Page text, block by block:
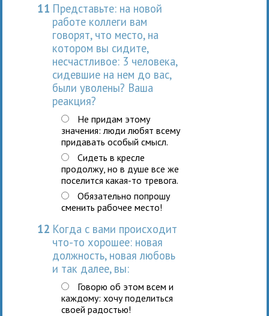
11 Представьте: на новой
работе коллеги вам
говорят, что место, на
котором вы сидите,
несчастливое: 3 человека,
сидевшие на нем до вас,
были уволены? Ваша
реакция?
Не придам этому
значения: люди любят всему
придавать особый смысл.
Сидеть в кресле
продолжу, но в душе все же
поселится какая-то тревога.
Обязательно попрошу
сменить рабочее место!
12 Когда с вами происходит
что-то хорошее: новая
должность, новая любовь
и так далее, вы:
Говорю об этом всем и
каждому: хочу поделиться
своей радостью!